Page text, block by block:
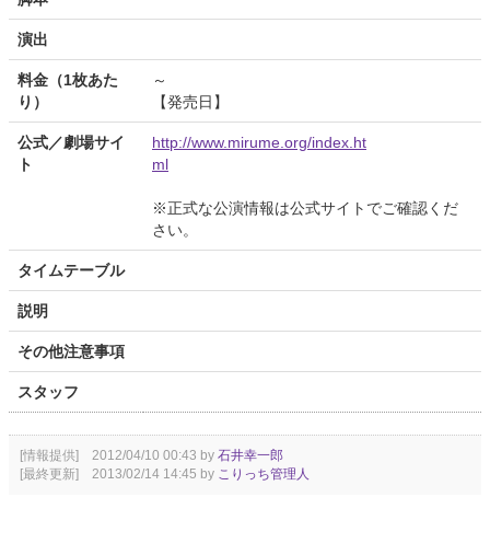
演出
料金（1枚あた
り）
～
【発売日】
公式／劇場サイ
ト
http://www.mirume.org/index.ht
ml
※正式な公演情報は公式サイトでご確認くだ
さい。
タイムテーブル
説明
その他注意事項
スタッフ
[情報提供] 2012/04/10 00:43 by 石井幸一郎
[最終更新] 2013/02/14 14:45 by こりっち管理人